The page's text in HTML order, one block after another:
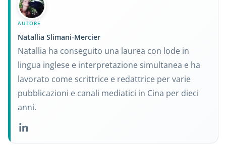
AUTORE
Natallia Slimani-Mercier
Natallia ha conseguito una laurea con lode in
lingua inglese e interpretazione simultanea e ha
lavorato come scrittrice e redattrice per varie
pubblicazioni e canali mediatici in Cina per dieci
anni.